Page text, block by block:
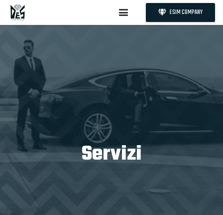
ESIM COMPANY
Servizi